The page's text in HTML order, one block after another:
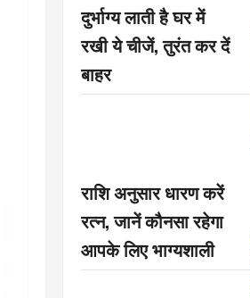
दुर्भाग्य लाती है घर में
रखी ये चीजें, तुरंत कर दें
बाहर
राशि अनुसार धारण करें
रत्न, जानें कौनसा रहेगा
आपके लिए भाग्यशाली